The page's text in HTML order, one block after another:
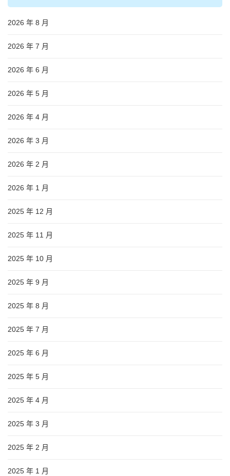
2026 年 8 月
2026 年 7 月
2026 年 6 月
2026 年 5 月
2026 年 4 月
2026 年 3 月
2026 年 2 月
2026 年 1 月
2025 年 12 月
2025 年 11 月
2025 年 10 月
2025 年 9 月
2025 年 8 月
2025 年 7 月
2025 年 6 月
2025 年 5 月
2025 年 4 月
2025 年 3 月
2025 年 2 月
2025 年 1 月